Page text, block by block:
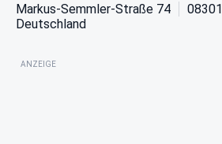
Markus-Semmler-Straße 74 08301
Deutschland
ANZEIGE